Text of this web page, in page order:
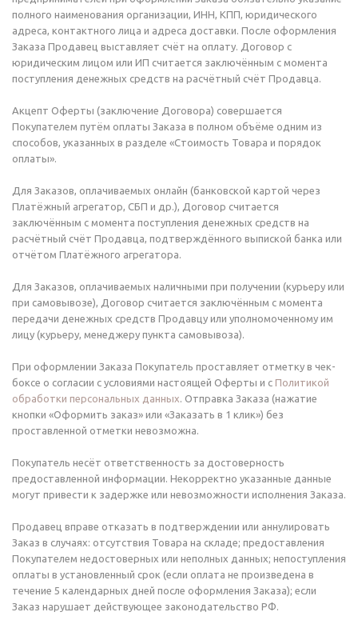
полного наименования организации, ИНН, КПП, юридического
адреса, контактного лица и адреса доставки. После оформления
Заказа Продавец выставляет счёт на оплату. Договор с
юридическим лицом или ИП считается заключённым с момента
поступления денежных средств на расчётный счёт Продавца.
Акцепт Оферты (заключение Договора) совершается
Покупателем путём оплаты Заказа в полном объёме одним из
способов, указанных в разделе «Стоимость Товара и порядок
оплаты».
Для Заказов, оплачиваемых онлайн (банковской картой через
Платёжный агрегатор, СБП и др.), Договор считается
заключённым с момента поступления денежных средств на
расчётный счёт Продавца, подтверждённого выпиской банка или
отчётом Платёжного агрегатора.
Для Заказов, оплачиваемых наличными при получении (курьеру или
при самовывозе), Договор считается заключённым с момента
передачи денежных средств Продавцу или уполномоченному им
лицу (курьеру, менеджеру пункта самовывоза).
При оформлении Заказа Покупатель проставляет отметку в чек-
боксе о согласии с условиями настоящей Оферты и с Политикой
обработки персональных данных. Отправка Заказа (нажатие
кнопки «Оформить заказ» или «Заказать в 1 клик») без
проставленной отметки невозможна.
Покупатель несёт ответственность за достоверность
предоставленной информации. Некорректно указанные данные
могут привести к задержке или невозможности исполнения Заказа.
Продавец вправе отказать в подтверждении или аннулировать
Заказ в случаях: отсутствия Товара на складе; предоставления
Покупателем недостоверных или неполных данных; непоступления
оплаты в установленный срок (если оплата не произведена в
течение 5 календарных дней после оформления Заказа); если
Заказ нарушает действующее законодательство РФ.